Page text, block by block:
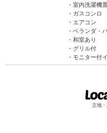
室内洗濯機
ガスコンロ
エアコン
ベランダ・
和室あり
グリル付
モニター付
立地